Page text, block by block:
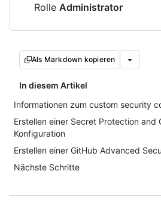
Rolle Administrator
Als Markdown kopieren
In diesem Artikel
Informationen zum custom security
Erstellen einer Secret Protection and
Konfiguration
Erstellen einer GitHub Advanced
Nächste Schritte